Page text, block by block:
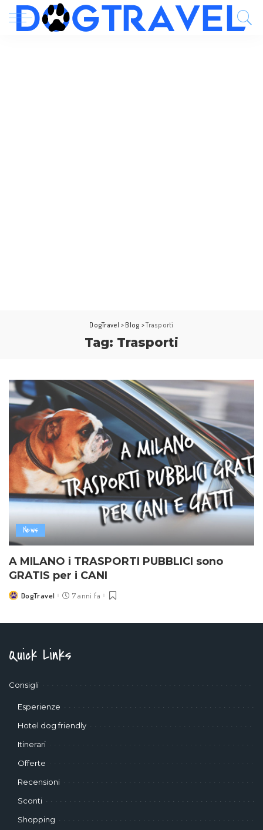
DogTravel > Blog >Trasporti
Tag: Trasporti
News
A MILANO i TRASPORTI PUBBLICI sono
GRATIS per i CANI
PostedDogTravel 7 anni fa
Quick Links
Consigli
Esperienze
Hotel dog friendly
Itinerari
Offerte
Recensioni
Sconti
Shopping